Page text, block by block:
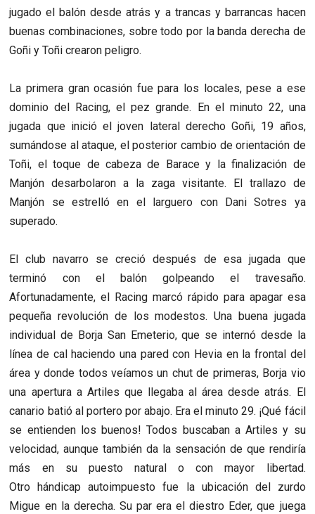
jugado el balón desde atrás y a trancas y barrancas hacen
buenas combinaciones, sobre todo por la banda derecha de
Goñi y Toñi crearon peligro.
La primera gran ocasión fue para los locales, pese a ese
dominio del Racing, el pez grande. En el minuto 22, una
jugada que inició el joven lateral derecho Goñi, 19 años,
sumándose al ataque, el posterior cambio de orientación de
Toñi, el toque de cabeza de Barace y la finalización de
Manjón desarbolaron a la zaga visitante. El trallazo de
Manjón se estrelló en el larguero con Dani Sotres ya
superado.
El club navarro se creció después de esa jugada que
terminó con el balón golpeando el travesaño.
Afortunadamente, el Racing marcó rápido para apagar esa
pequeña revolución de los modestos. Una buena jugada
individual de Borja San Emeterio, que se internó desde la
línea de cal haciendo una pared con Hevia en la frontal del
área y donde todos veíamos un chut de primeras, Borja vio
una apertura a Artiles que llegaba al área desde atrás. El
canario batió al portero por abajo. Era el minuto 29. ¡Qué fácil
se entienden los buenos! Todos buscaban a Artiles y su
velocidad, aunque también da la sensación de que rendiría
más en su puesto natural o con mayor libertad.
Otro hándicap autoimpuesto fue la ubicación del zurdo
Migue en la derecha. Su par era el diestro Eder, que juega